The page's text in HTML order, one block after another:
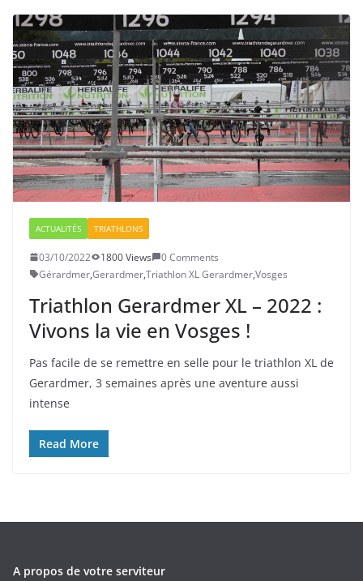
ACTUALITÉS TRIATHLONS
03/10/2022 1800 Views
0 Comments
Gérardmer,Gerardmer,Triathlon XL Gerardmer,Vosges
Triathlon Gerardmer XL – 2022 :
Vivons la vie en Vosges !
Pas facile de se remettre en selle pour le triathlon XL de
Gerardmer, 3 semaines après une aventure aussi
intense
Read More
A propos de votre serviteur